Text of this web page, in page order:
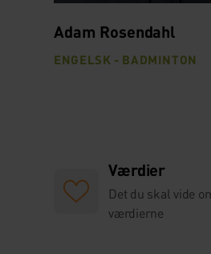
Adam Rosendahl
ENGELSK - BADMINTON
Værdier
Det du skal vide
værdierne